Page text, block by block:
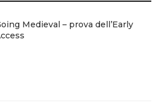
Medieval – prova dell’Early